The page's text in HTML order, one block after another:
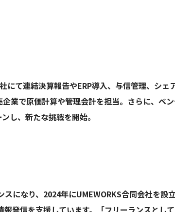
て連結決算報告やERP導入、与信管理、シ
業で原価計算や管理会計を担当。さらに、ベ
し、新たな挑戦を開始。
になり、2024年にUMEWORKS合同会社を設
発信を支援しています。「フリーランスとし